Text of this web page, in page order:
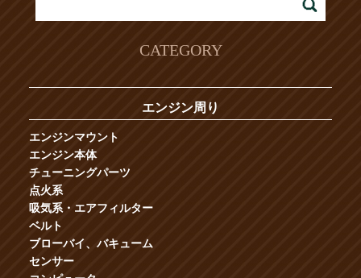
CATEGORY
エンジン周り
エンジンマウント
エンジン本体
チューニングパーツ
点火系
吸気系・エアフィルター
ベルト
ブローバイ、バキューム
センサー